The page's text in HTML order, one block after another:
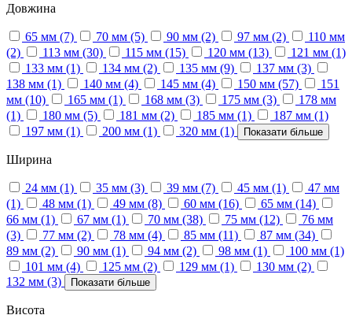
Довжина
65 мм (7) 70 мм (5) 90 мм (2) 97 мм (2)
110 мм
(2)
113 мм (30) 115 мм (15) 120 мм (13) 121 мм (1)
133 мм (1) 134 мм (2) 135 мм (9) 137 мм (3)
138 мм (1) 140 мм (4) 145 мм (4) 150 мм (57)
151
мм (10) 165 мм (1) 168 мм (3) 175 мм (3)
178 мм
(1)
180 мм (5) 181 мм (2) 185 мм (1) 187 мм (1)
197 мм (1) 200 мм (1) 320 мм (1) Показати більше
Ширина
24 мм (1) 35 мм (3) 39 мм (7) 45 мм (1)
47 мм
(1)
48 мм (1) 49 мм (8) 60 мм (16) 65 мм (14)
66 мм (1) 67 мм (1) 70 мм (38) 75 мм (12)
76 мм
(3)
77 мм (2) 78 мм (4) 85 мм (11) 87 мм (34)
89 мм (2) 90 мм (1) 94 мм (2) 98 мм (1) 100 мм (1)
101 мм (4) 125 мм (2) 129 мм (1) 130 мм (2)
132 мм (3) Показати більше
Висота